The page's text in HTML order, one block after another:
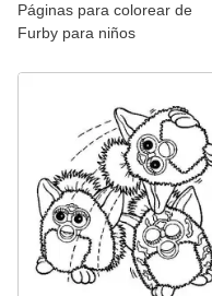
Páginas para colorear de
Furby para niños